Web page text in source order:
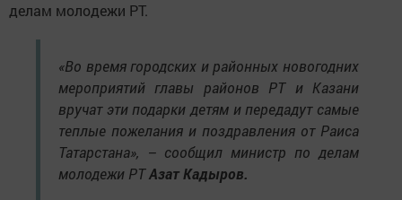
делам молодежи РТ.
«Во время городских и районных новогодних
мероприятий главы районов РТ и Казани
вручат эти подарки детям и передадут самые
теплые пожелания и поздравления от Раиса
Татарстана», – сообщил министр по делам
молодежи РТАзат Кадыров.